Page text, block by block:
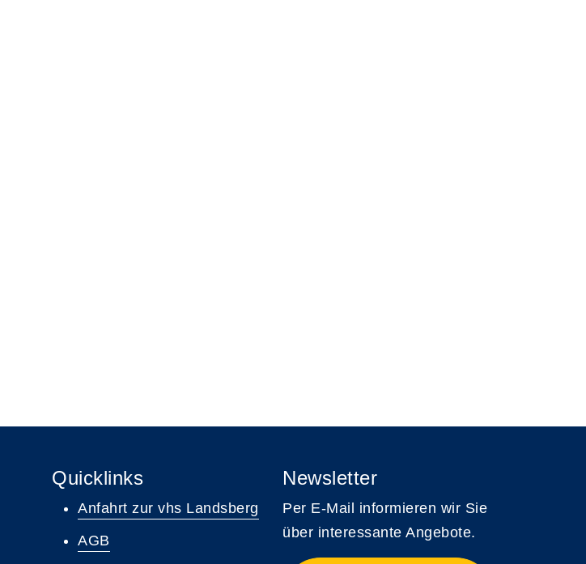
Quicklinks
Anfahrt zur vhs Landsberg
AGB
Newsletter
Per E-Mail informieren wir Sie
über interessante Angebote.